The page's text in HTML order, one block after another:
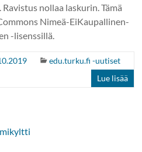
nollaa laskurin. Tämä
Nimeä-EiKaupallinen-
-lisenssillä.
edu.turku.fi -uutiset
Lue lisää